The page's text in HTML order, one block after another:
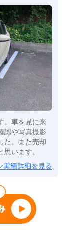
。車を見に来
認や写真撮影
た。また売却
います。
実績詳細を見る